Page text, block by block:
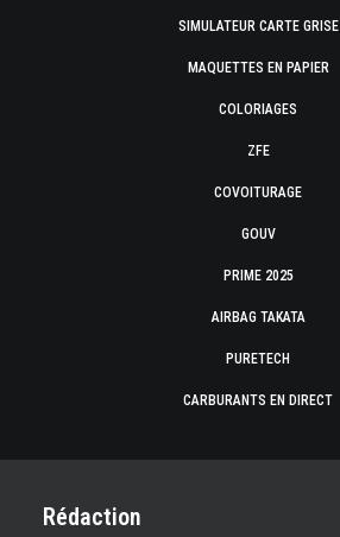
SIMULATEUR CARTE GRISE
MAQUETTES EN PAPIER
COLORIAGES
ZFE
COVOITURAGE
GOUV
PRIME 2025
AIRBAG TAKATA
PURETECH
CARBURANTS EN DIRECT
Rédaction